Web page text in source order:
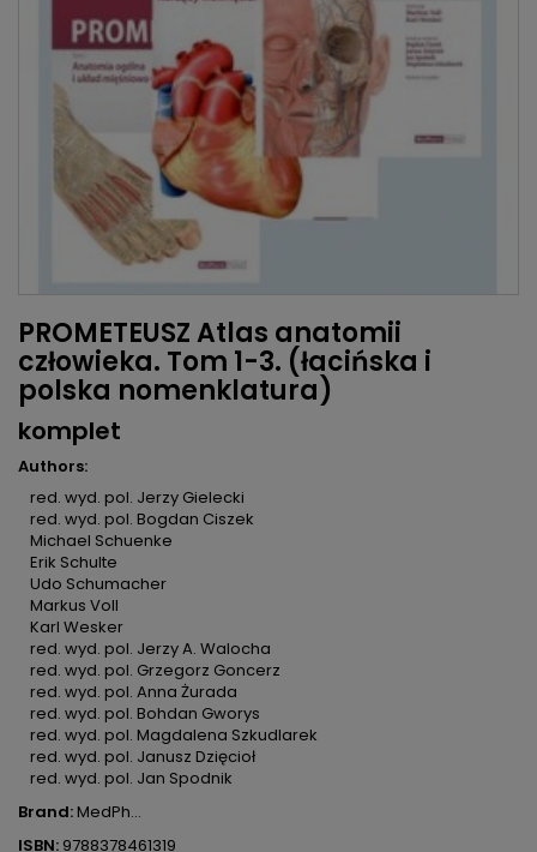
PROMETEUSZ Atlas anatomii
człowieka. Tom 1-3. (łacińska i
polska nomenklatura)
komplet
Authors:
red. wyd. pol. Jerzy Gielecki
red. wyd. pol. Bogdan Ciszek
Michael Schuenke
Erik Schulte
Udo Schumacher
Markus Voll
Karl Wesker
red. wyd. pol. Jerzy A. Walocha
red. wyd. pol. Grzegorz Goncerz
red. wyd. pol. Anna Żurada
red. wyd. pol. Bohdan Gworys
red. wyd. pol. Magdalena Szkudlarek
red. wyd. pol. Janusz Dzięcioł
red. wyd. pol. Jan Spodnik
Brand:MedPh...
ISBN: 9788378461319